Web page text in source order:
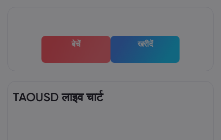
बेचें खरीदें
TAOUSD लाइव चार्ट